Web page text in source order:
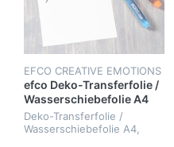
EFCO CREATIVE EMOTIONS
efco Deko-Transferfolie /
Wasserschiebefolie A4
Deko-Transferfolie /
Wasserschiebefolie A4,